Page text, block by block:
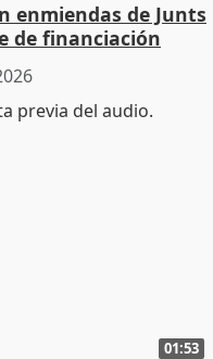
enmiendas de Junts
de financiación
01:53